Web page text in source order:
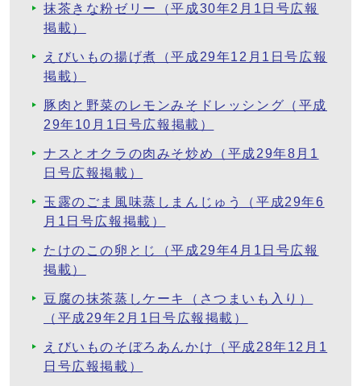
抹茶きな粉ゼリー（平成30年2月1日号広報
掲載）
えびいもの揚げ煮（平成29年12月1日号広報
掲載）
豚肉と野菜のレモンみそドレッシング（平成
29年10月1日号広報掲載）
ナスとオクラの肉みそ炒め（平成29年8月1
日号広報掲載）
玉露のごま風味蒸しまんじゅう（平成29年6
月1日号広報掲載）
たけのこの卵とじ（平成29年4月1日号広報
掲載）
豆腐の抹茶蒸しケーキ（さつまいも入り）
（平成29年2月1日号広報掲載）
えびいものそぼろあんかけ（平成28年12月1
日号広報掲載）